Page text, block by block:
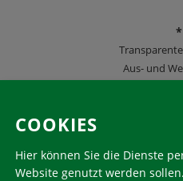
*
Aus- und
COOKIES
Hier können Sie die Dienste
Website genutzt werden sollen.